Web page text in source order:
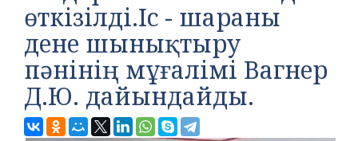
өткізілді.Іс - шараны
дене шынықтыру
пәнінің мұғалімі Вагнер
Д.Ю. дайындайды.